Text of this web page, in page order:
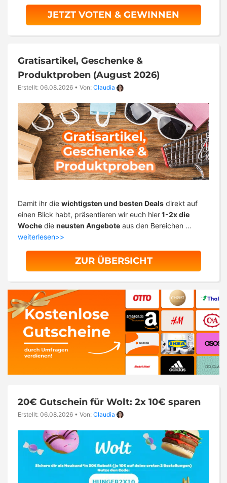
JETZT VOTEN & GEWINNEN
Gratisartikel, Geschenke &
Produktproben (August 2026)
Erstellt: 06.08.2026 • Von: Claudia
Damit ihr die wichtigsten und besten Deals direkt auf
einen Blick habt, präsentieren wir euch hier1-2x die
Woche die neusten Angebote aus den Bereichen …
weiterlesen>>
ZUR ÜBERSICHT
20€ Gutschein für Wolt: 2x 10€ sparen
Erstellt: 06.08.2026 • Von: Claudia